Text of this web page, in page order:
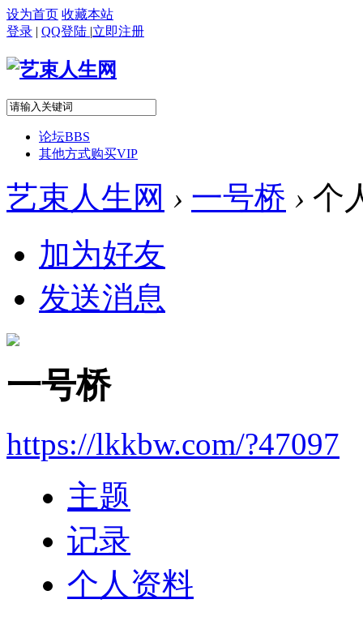
设为首页 收藏本站
登录 | QQ登陆 |立即注册
论坛BBS
其他方式购买VIP
艺束人生网 › 一号桥 › 个
加为好友
发送消息
一号桥
https://lkkbw.com/?47097
主题
记录
个人资料